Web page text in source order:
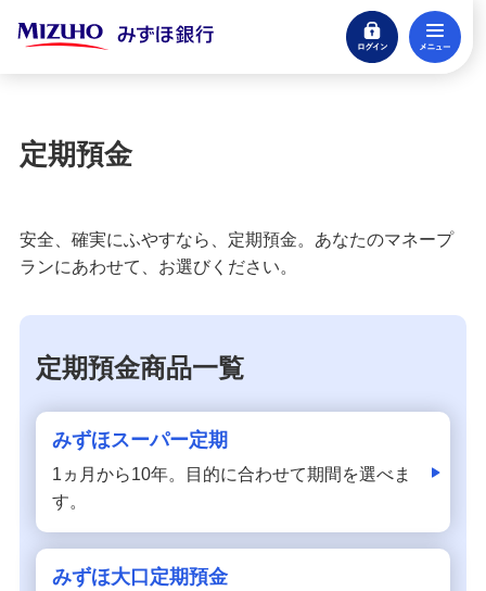
ログイン
閉じる
貯める・増やす
預金・NISA・資産運用
みずほ総合口座（普通預金）
定期預金
みずほ大口定期預金
みずほ期日指定定期預金
定期預金
安全、確実にふやすなら、定期預金。あなたのマネープ
ランにあわせて、お選びください。
定期預金商品一覧
みずほスーパー定期
1ヵ月から10年。目的に合わせて期間を選べま
す。
みずほ大口定期預金